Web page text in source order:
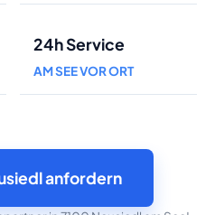
24h Service
AM SEE VOR ORT
anfordern